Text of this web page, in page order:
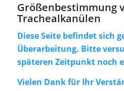
Größenbestimmung
Trachealkanülen
Diese Seite befindet sich
Überarbeitung. Bitte
späteren Zeitpunkt noch
Vielen Dank für Ihr